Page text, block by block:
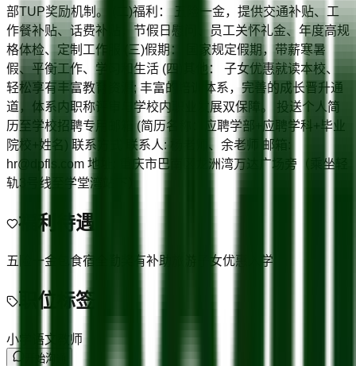
部TUP奖励机制。 (二)福利： 五险一金，提供交通补贴、工
作餐补贴、话费补贴，节假日慰问、员工关怀礼金、年度高规
格体检、定制工作服 (三)假期： 国家规定假期，带薪寒暑
假、平衡工作、学习和生活 (四)其他： 子女优惠就读本校、
轻松享有丰富教育资源; 丰富的培训体系，完善的成长晋升通
道，体系内职称评审与学校内职业发展双保障。 投送个人简
历至学校招聘专用邮箱 (简历名称：应聘学部+应聘学科+毕业
院校+姓名) 联系方式 联系人: 杨老师、余老师 邮箱:
hr@dpfls.com 地址: 重庆市巴南区龙洲湾万达广场旁（乘坐轻
轨3号线至学堂湾站下）
福利待遇
五险一金 包食宿 有补助 子女优惠入学
职位标签
小学语文教师
开始沟通